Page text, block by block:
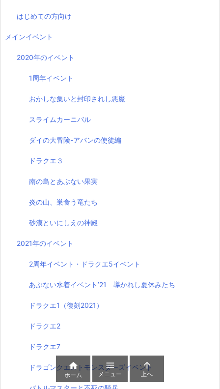
はじめての方向け
メインイベント
2020年のイベント
1周年イベント
おかしな集いと封印されし悪魔
スライムカーニバル
ダイの大冒険-アバンの使徒編
ドラクエ３
南の島とあぶない果実
炎の山、巣食う竜たち
砂漠といにしえの神殿
2021年のイベント
2周年イベント・ドラクエ5イベント
あぶない水着イベント’21 導かれし夏休みたち
ドラクエ1（復刻2021）
ドラクエ2
ドラクエ7
ドラゴンクエストモンスターズイベント

ホーム

メニュー

上へ